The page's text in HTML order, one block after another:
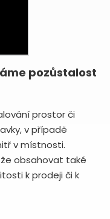
pozůstalost
prostor či
v případě
v místnosti.
obsahovat také
k prodeji či k